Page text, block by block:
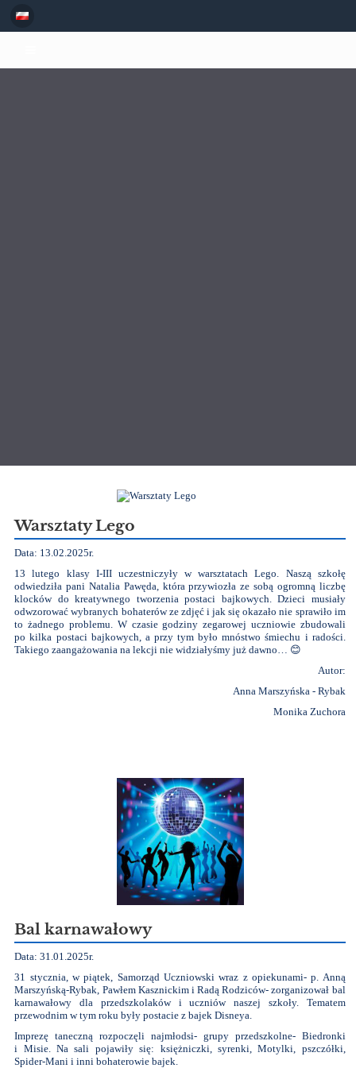
Warsztaty Lego
Data: 13.02.2025r.
13 lutego klasy I-III uczestniczyły w warsztatach Lego. Naszą szkołę
odwiedziła pani Natalia Pawęda, która przywiozła ze sobą ogromną liczbę
klocków do kreatywnego tworzenia postaci bajkowych. Dzieci musiały
odwzorować wybranych bohaterów ze zdjęć i jak się okazało nie sprawiło im
to żadnego problemu. W czasie godziny zegarowej uczniowie zbudowali
po kilka postaci bajkowych, a przy tym było mnóstwo śmiechu i radości.
Takiego zaangażowania na lekcji nie widziałyśmy już dawno… 😊
Autor:
Anna Marszyńska - Rybak
Monika Zuchora
Bal karnawałowy
Data: 31.01.2025r.
31 stycznia, w piątek, Samorząd Uczniowski wraz z opiekunami- p. Anną
Marszyńską-Rybak, Pawłem Kasznickim i Radą Rodziców- zorganizował bal
karnawałowy dla przedszkolaków i uczniów naszej szkoły. Tematem
przewodnim w tym roku były postacie z bajek Disneya.
Imprezę taneczną rozpoczęli najmłodsi- grupy przedszkolne- Biedronki
i Misie. Na sali pojawiły się: księżniczki, syrenki, Motylki, pszczółki,
Spider-Mani i inni bohaterowie bajek.